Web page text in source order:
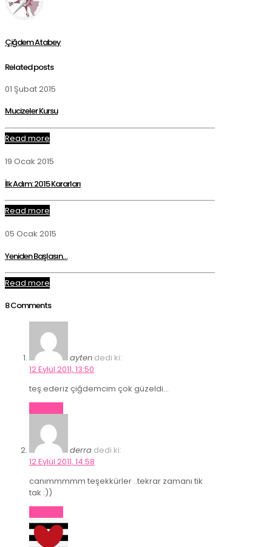
Çiğdem Atabey
Related posts
01 Şubat 2015
Mucizeler Kursu
Read more
19 Ocak 2015
İlk Adım: 2015 Kararları
Read more
05 Ocak 2015
Yeniden Başlasın…
Read more
8 Comments
ayten dedi ki:
12 Eylül 2011, 13:50
teş.ederiz çiğdemcim çok güzeldi…
derra dedi ki:
12 Eylül 2011, 14:58
canımmmmm teşekkürler ..tekrar zamanı tik
tak :))